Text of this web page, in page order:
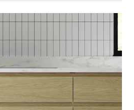
demonstração da porta VOXTORP,
40x80 cm